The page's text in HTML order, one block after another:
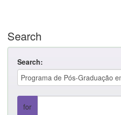
Search
Search:
for